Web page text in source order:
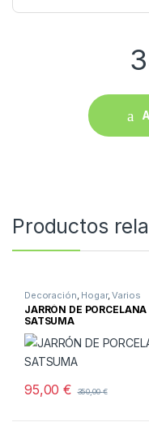
Productos
Decoración Hogar,Varios
JARRÓN DE PORCELANA
SATSUMA
95,00€ 350,00€